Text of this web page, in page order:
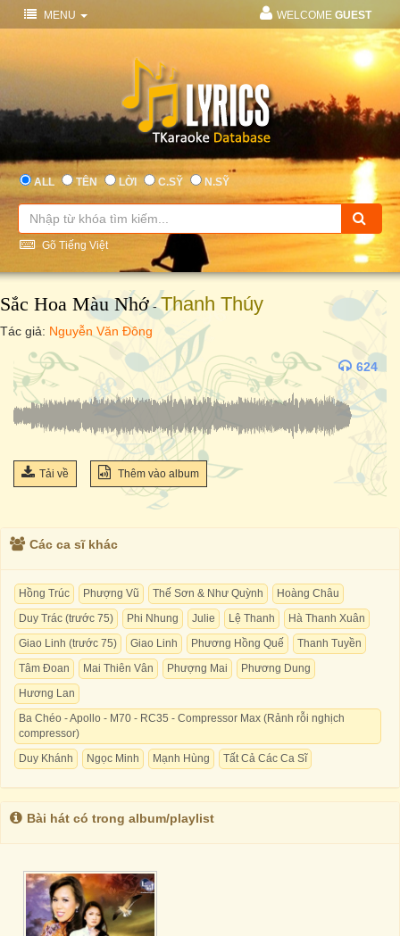
MENU WELCOME GUEST
ALL TÊN LỜI C.SỸ N.SỸ
Gõ Tiếng Việt
Sắc Hoa Màu Nhớ-Thanh Thúy
Tác giả: Nguyễn Văn Đông
624
Tải về Thêm vào album
Các ca sĩ khác
Hồng Trúc Phượng Vũ Thế Sơn & Như Quỳnh
Hoàng Châu
Duy Trác (trước 75)
Phi Nhung Julie Lệ Thanh
Hà Thanh Xuân
Giao Linh (trước 75)
Giao Linh Phương Hồng Quế
Thanh Tuyền
Tâm Đoan
Mai Thiên Vân Phượng Mai
Phương Dung
Hương Lan
Ba Chéo - Apollo - M70 - RC35 - Compressor Max (Rảnh rỗi nghịch
compressor)
Duy Khánh
Ngọc Minh Mạnh Hùng Tất Cả Các Ca Sĩ
Bài hát có trong album/playlist